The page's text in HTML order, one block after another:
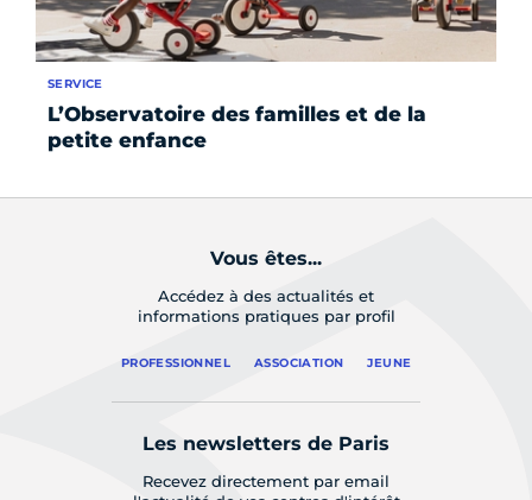
L’Observatoire des familles et de la
petite enfance
SERVICE
Vous êtes...
Accédez à des actualités et
informations pratiques par profil
PROFESSIONNEL ASSOCIATION JEUNE
Les newsletters de Paris
Recevez directement par email